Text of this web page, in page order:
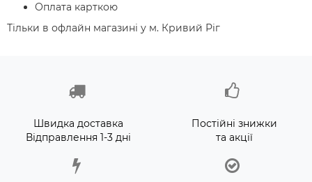
Оплата карткою
Тільки в офлайн магазині у м. Кривий Ріг
Швидка доставка
Відправлення 1-3 дні
Постійні знижки
та акції